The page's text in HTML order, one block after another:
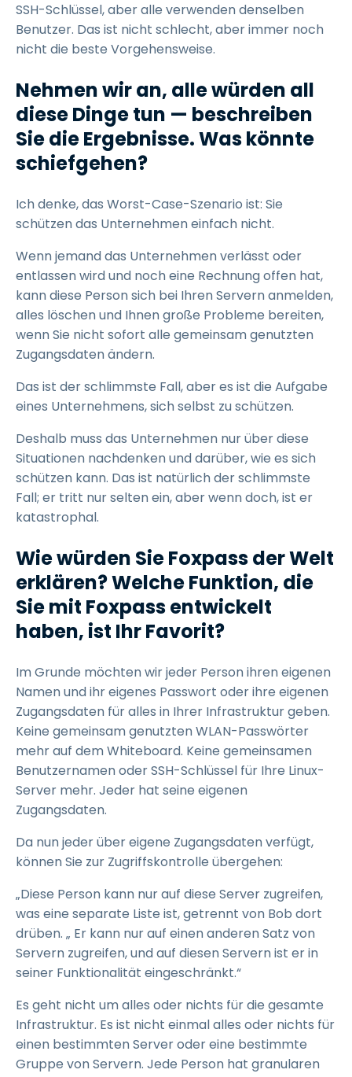
SSH-Schlüssel, aber alle verwenden denselben
Benutzer. Das ist nicht schlecht, aber immer noch
nicht die beste Vorgehensweise.
Nehmen wir an, alle würden all
diese Dinge tun — beschreiben
Sie die Ergebnisse. Was könnte
schiefgehen?
Ich denke, das Worst-Case-Szenario ist: Sie
schützen das Unternehmen einfach nicht.
Wenn jemand das Unternehmen verlässt oder
entlassen wird und noch eine Rechnung offen hat,
kann diese Person sich bei Ihren Servern anmelden,
alles löschen und Ihnen große Probleme bereiten,
wenn Sie nicht sofort alle gemeinsam genutzten
Zugangsdaten ändern.
Das ist der schlimmste Fall, aber es ist die Aufgabe
eines Unternehmens, sich selbst zu schützen.
Deshalb muss das Unternehmen nur über diese
Situationen nachdenken und darüber, wie es sich
schützen kann. Das ist natürlich der schlimmste
Fall; er tritt nur selten ein, aber wenn doch, ist er
katastrophal.
Wie würden Sie Foxpass der Welt
erklären? Welche Funktion, die
Sie mit Foxpass entwickelt
haben, ist Ihr Favorit?
Im Grunde möchten wir jeder Person ihren eigenen
Namen und ihr eigenes Passwort oder ihre eigenen
Zugangsdaten für alles in Ihrer Infrastruktur geben.
Keine gemeinsam genutzten WLAN-Passwörter
mehr auf dem Whiteboard. Keine gemeinsamen
Benutzernamen oder SSH-Schlüssel für Ihre Linux-
Server mehr. Jeder hat seine eigenen
Zugangsdaten.
Da nun jeder über eigene Zugangsdaten verfügt,
können Sie zur Zugriffskontrolle übergehen:
„Diese Person kann nur auf diese Server zugreifen,
was eine separate Liste ist, getrennt von Bob dort
drüben. „ Er kann nur auf einen anderen Satz von
Servern zugreifen, und auf diesen Servern ist er in
seiner Funktionalität eingeschränkt.“
Es geht nicht um alles oder nichts für die gesamte
Infrastruktur. Es ist nicht einmal alles oder nichts für
einen bestimmten Server oder eine bestimmte
Gruppe von Servern. Jede Person hat granularen